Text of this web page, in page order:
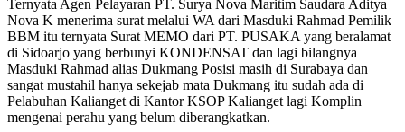
Ternyata Agen Pelayaran PT. Surya Nova Maritim Saudara Aditya
Nova K menerima surat melalui WA dari Masduki Rahmad Pemilik
BBM itu ternyata Surat MEMO dari PT. PUSAKA yang beralamat
di Sidoarjo yang berbunyi KONDENSAT dan lagi bilangnya
Masduki Rahmad alias Dukmang Posisi masih di Surabaya dan
sangat mustahil hanya sekejab mata Dukmang itu sudah ada di
Pelabuhan Kalianget di Kantor KSOP Kalianget lagi Komplin
mengenai perahu yang belum diberangkatkan.